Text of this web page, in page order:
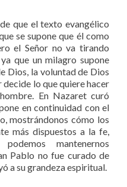
que el texto evangélico
se supone que él como
el Señor no va tirando
que un milagro supone
Dios, la voluntad de Dios
decide lo que quiere hacer
En Nazaret curó
en continuidad con el
mostrándonos cómo los
más dispuestos a la fe,
mantenernos
Pablo no fue curado de
a su grandeza espiritual.